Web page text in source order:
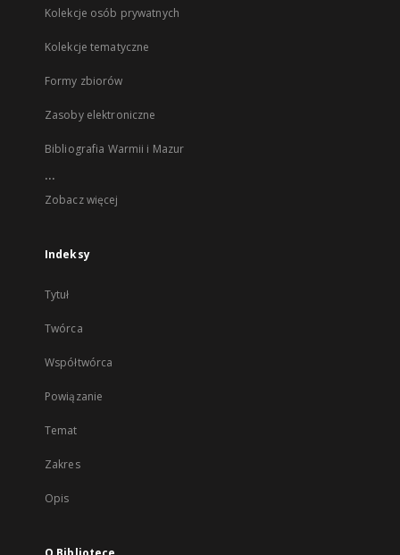
Kolekcje osób prywatnych
Kolekcje tematyczne
Formy zbiorów
Zasoby elektroniczne
Bibliografia Warmii i Mazur
...
Zobacz więcej
Indeksy
Tytuł
Twórca
Współtwórca
Powiązanie
Temat
Zakres
Opis